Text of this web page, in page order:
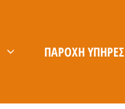
ΠΑΡΟΧΉ